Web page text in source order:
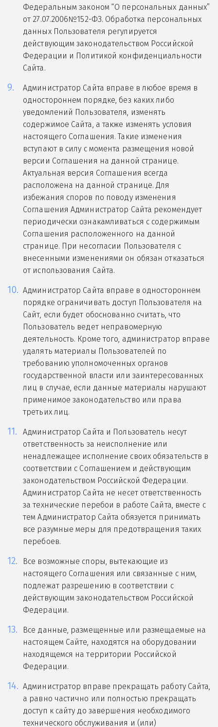
Федеральным законом “О персональных данных”
от 27.07.2006№152-ФЗ. Обработка персональных
данных Пользователя регулируется
действующим законодательством Российской
Федерации и Политикой конфиденциальности
Сайта.
Администратор Сайта вправе в любое время в
одностороннем порядке, без каких либо
уведомлений Пользователя, изменять
содержимое Сайта, а также изменять условия
настоящего Соглашения. Такие изменения
вступают в силу с момента размещения новой
версии Соглашения на данной странице.
Актуальная версия Соглашения всегда
расположена на данной странице. Для
избежания споров по поводу изменения
Соглашения Администратор Сайта рекомендует
периодически ознакамливаться с содержимым
Соглашения расположенного на данной
странице. При несогласии Пользователя с
внесенными изменениями он обязан отказаться
от использования Сайта.
Администратор Сайта вправе в одностороннем
порядке ограничивать доступ Пользователя на
Сайт, если будет обоснованно считать, что
Пользователь ведет неправомерную
деятельность. Кроме того, администратор вправе
удалять материалы Пользователей по
требованию уполномоченных органов
государственной власти или заинтересованных
лиц в случае, если данные материалы нарушают
применимое законодательство или права
третьих лиц.
Администратор Сайта и Пользователь несут
ответственность за неисполнение или
ненадлежащее исполнение своих обязательств в
соответствии с Соглашением и действующим
законодательством Российской Федерации.
Администратор Сайта не несет ответственность
за технические перебои в работе Сайта, вместе с
тем Администратор Сайта обязуется принимать
все разумные меры для предотвращения таких
перебоев.
Все возможные споры, вытекающие из
настоящего Соглашения или связанные с ним,
подлежат разрешению в соответствии с
действующим законодательством Российской
Федерации.
Все данные, размещенные или размещаемые на
настоящем Сайте, находятся на оборудовании
находящемся на территории Российской
Федерации.
Администратор вправе прекращать работу Сайта,
а равно частично или полностью прекращать
доступ к сайту до завершения необходимого
технического обслуживания и (или)